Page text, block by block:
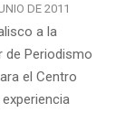
DE 2011
a la
de Periodismo
el Centro